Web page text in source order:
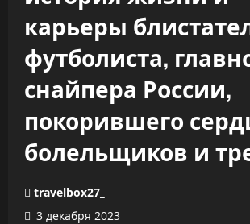
карьеры
футболиста,
снайпера России,
покорившего
болельщиков и
travelbox27_
3 декабря 2023